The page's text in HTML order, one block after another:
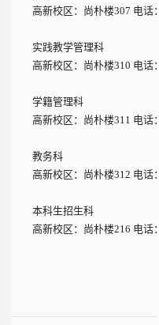
高新校区：尚朴楼307 电话
实践教学管理科
高新校区：尚朴楼310 电话
学籍管理科
高新校区：尚朴楼311 电话
教务科
高新校区：尚朴楼312 电话
本科生招生科
高新校区：尚朴楼216 电话